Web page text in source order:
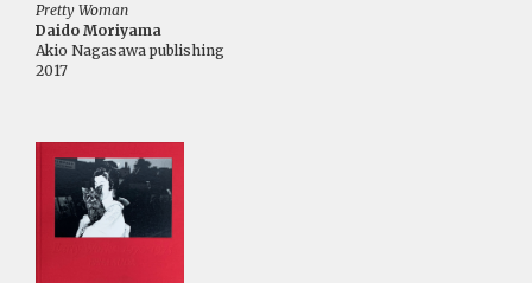
Pretty Woman
Daido Moriyama
Akio Nagasawa publishing
2017